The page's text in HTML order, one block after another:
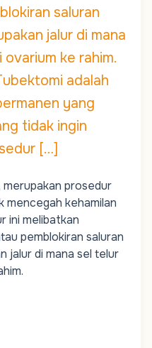
saluran
jalur di mana
ke rahim.
adalah
yang
tidak ingin
[…]
merupakan prosedur
mencegah kehamilan
ini melibatkan
pemblokiran saluran
jalur di mana sel telur